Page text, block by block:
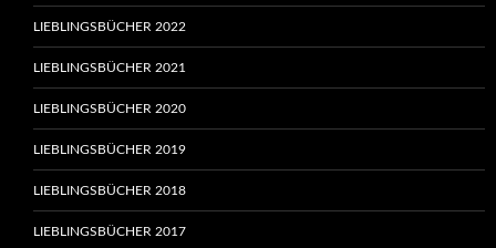
LIEBLINGSBÜCHER 2022
LIEBLINGSBÜCHER 2021
LIEBLINGSBÜCHER 2020
LIEBLINGSBÜCHER 2019
LIEBLINGSBÜCHER 2018
LIEBLINGSBÜCHER 2017